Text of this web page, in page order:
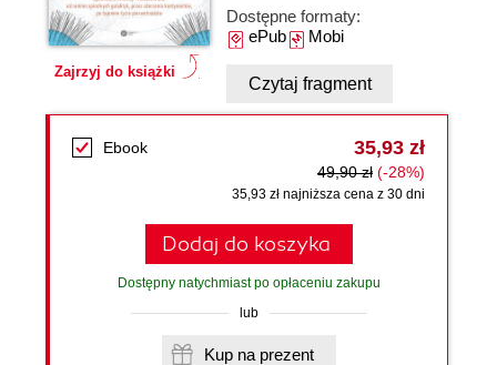
Zajrzyj do książki
Dostępne formaty:
ePubMobi
Czytaj fragment
Ebook 35,93 zł
49,90 zł (-28%)
35,93 zł najniższa cena z 30 dni
Dodaj do koszyka
Dostępny natychmiast po opłaceniu zakupu
lub
Kup na prezent